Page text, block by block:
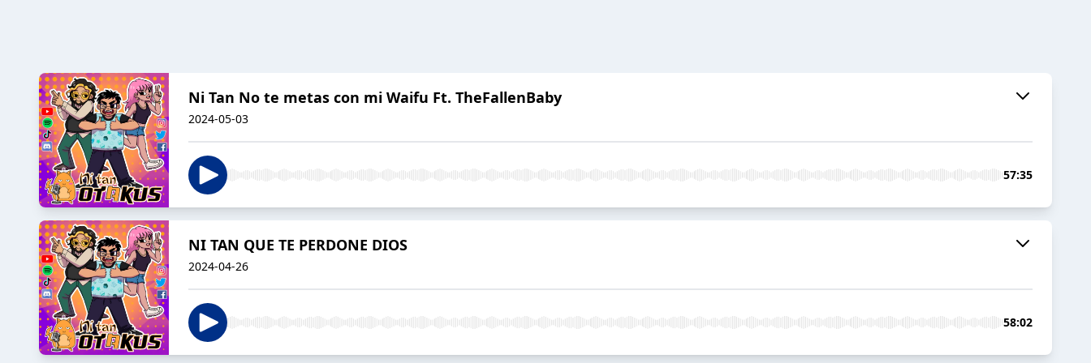
Ni Tan No te metas con mi Waifu Ft. TheFallenBaby
2024-05-03
57:35
NI TAN QUE TE PERDONE DIOS
2024-04-26
58:02